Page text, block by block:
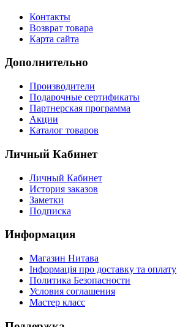
Контакты
Возврат товара
Карта сайта
Дополнительно
Производители
Подарочные сертификаты
Партнерская программа
Акции
Каталог товаров
Личный Кабинет
Личный Кабинет
История заказов
Заметки
Подписка
Информация
Магазин Нитава
Інформація про доставку та оплату
Политика Безопасности
Условия соглашения
Мастер класс